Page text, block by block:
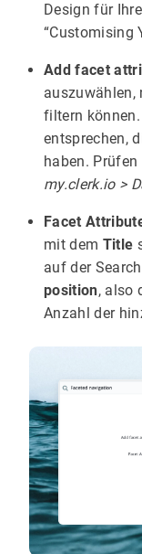
Design für
“Customising
Add facet
auszuwählen,
filtern
entsprechen,
haben.
my.clerk.io >
Facet
mit dem Title
auf der
position, also
Anzahl der